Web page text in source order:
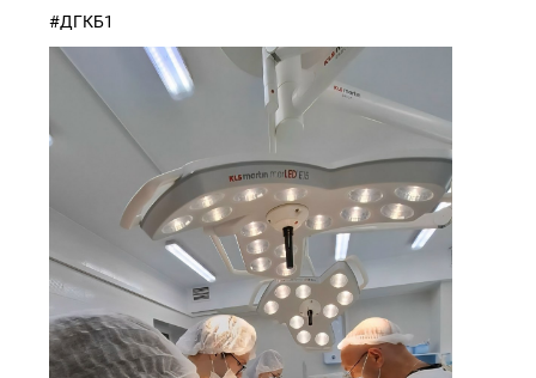
#ДГКБ1